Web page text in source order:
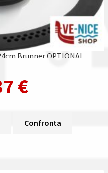
Brunner OPTIONAL
€
Confronta